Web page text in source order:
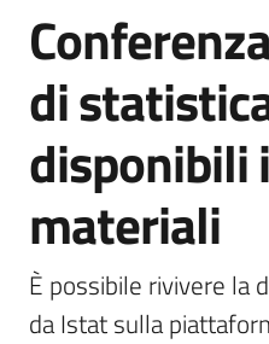
Studi
e
analisi
Menu selezionato
Statistiche
per
temi
Salta al contenuto
di
disponibili
materiali
È possibile rivivere la
da Istat sulla